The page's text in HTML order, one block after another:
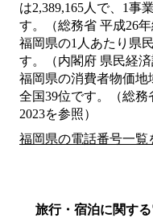
は2,389,165人で、1事
す。（総務省 平成26
福岡県の1人あたり県
す。（内閣府 県民経
福岡県の消費者物価地
全国39位です。（総
2023を参照）
福岡県の電話番号一覧
旅行・宿泊に関す